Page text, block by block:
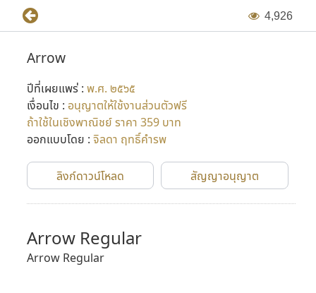
4,926
Arrow
ปีที่เผยแพร่ : พ.ศ. ๒๕๖๕
เงื่อนไข : อนุญาตให้ใช้งานส่วนตัวฟรี
ถ้าใช้ในเชิงพาณิชย์ ราคา 359 บาท
ออกแบบโดย : จิลดา ฤทธิ์คำรพ
ลิงก์ดาวน์โหลด สัญญาอนุญาต
Arrow Regular
Arrow Regular